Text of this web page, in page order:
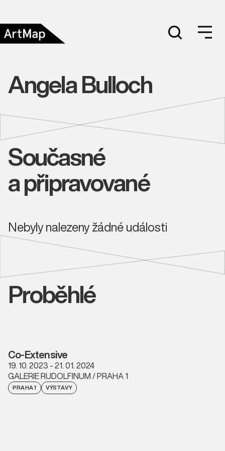
Angela Bulloch
Současné
a připravované
Nebyly nalezeny žádné události
Proběhlé
Co-Extensive
19. 10. 2023 - 21. 01. 2024
GALERIE RUDOLFINUM / PRAHA 1
PRAHA 1 VÝSTAVY